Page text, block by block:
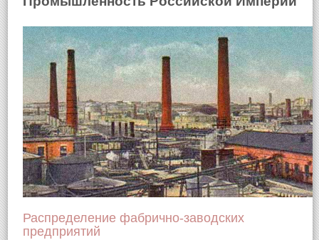
Распределение фабрично-заводских
предприятий